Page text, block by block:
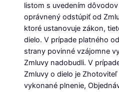
listom s uvedením
oprávnený odstúpiť od
ktoré ustanovuje zákon,
dielo. V prípade platného
strany povinné vzájomne
Zmluvy nadobudli. V
Zmluvy o dielo je
vykonané plnenie,